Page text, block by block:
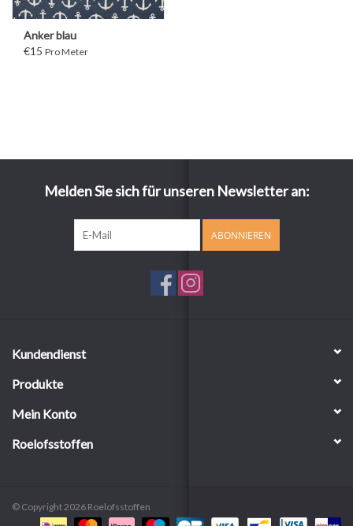
Anker blau
€15 Pro Meter
Melden Sie sich für unseren Newsletter an:
ABONNIEREN
Kundendienst
Produkte
Mein Konto
Roelofsstoffen
© Copyright 2026 Roelofsstoffen